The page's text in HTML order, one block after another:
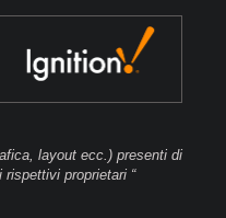
layout ecc.) presenti di
proprietari “